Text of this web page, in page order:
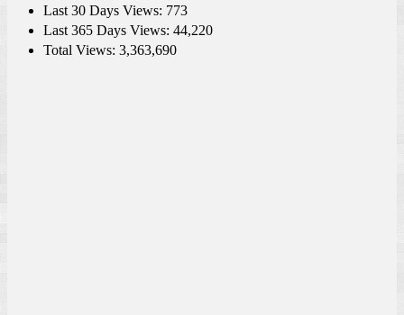
Last 30 Days Views: 773
Last 365 Days Views: 44,220
Total Views: 3,363,690